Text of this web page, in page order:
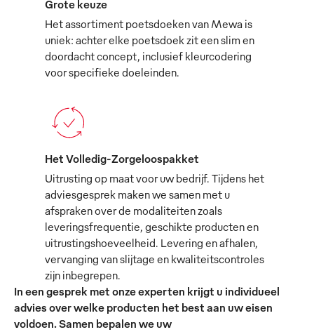
Grote keuze
Het assortiment poetsdoeken van Mewa is
uniek: achter elke poetsdoek zit een slim en
doordacht concept, inclusief kleurcodering
voor specifieke doeleinden.
Het Volledig-Zorgeloospakket
Uitrusting op maat voor uw bedrijf. Tijdens het
adviesgesprek maken we samen met u
afspraken over de modaliteiten zoals
leveringsfrequentie, geschikte producten en
uitrustingshoeveelheid. Levering en afhalen,
vervanging van slijtage en kwaliteitscontroles
zijn inbegrepen.
In een gesprek met onze experten krijgt u individueel
advies over welke producten het best aan uw eisen
voldoen. Samen bepalen we uw